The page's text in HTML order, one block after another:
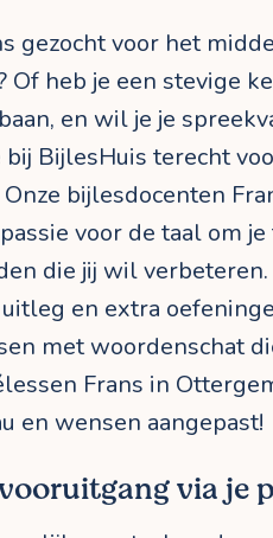
gezocht voor het
Of heb je een stevige
en wil je je
bij BijlesHuis terecht
bijlesdocenten
voor de taal om
die jij wil verbeteren.
en extra
met woordenschat
Frans in
en wensen aangepast!
via je